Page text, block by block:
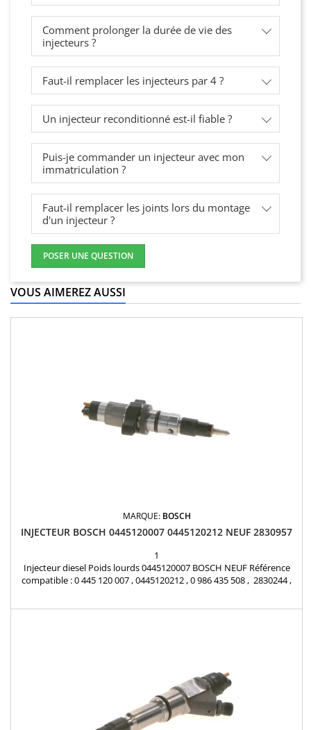
Comment prolonger la durée de vie des
injecteurs ?
Faut-il remplacer les injecteurs par 4 ?
Un injecteur reconditionné est-il fiable ?
Puis-je commander un injecteur avec mon
immatriculation ?
Faut-il remplacer les joints lors du montage
d'un injecteur ?
POSER UNE QUESTION
VOUS AIMEREZ AUSSI
MARQUE: BOSCH
INJECTEUR BOSCH 0445120007 0445120212 NEUF 2830957
1
Injecteur diesel Poids lourds 0445120007 BOSCH NEUF Référence
compatible : 0 445 120 007 , 0445120212 , 0 986 435 508 , 2830244 ,